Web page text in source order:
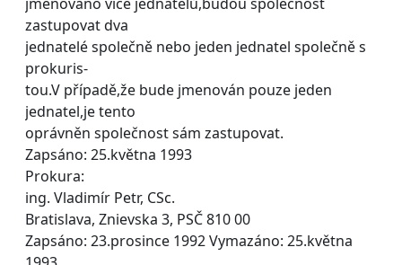
zastupovat dva
jednatelé společně nebo jeden jednatel společně s
prokuris-
tou.V případě,že bude jmenován pouze jeden
jednatel,je tento
oprávněn společnost sám zastupovat.
Zapsáno: 25.května 1993
Prokura:
ing. Vladimír Petr, CSc.
Bratislava, Znievska 3, PSČ 810 00
Zapsáno: 23.prosince 1992 Vymazáno: 25.května